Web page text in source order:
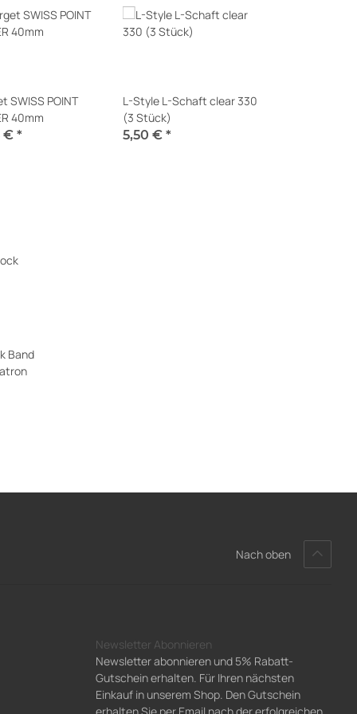
SWISS POINT
40mm
€ *
L-Style L-Schaft clear 330
(3 Stück)
5,50 € *
Band
Nach oben
Newsletter Abonnieren
Newsletter abonnieren und 5% Rabatt-
Gutschein erhalten. Für Ihren nächsten
Einkauf in unserem Shop. Den Gutschein
erhalten Sie per Email nach der erfolgreichen